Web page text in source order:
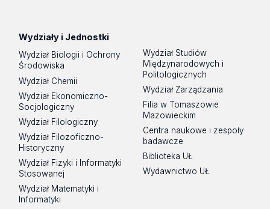
Wydziały i Jednostki
Wydział Biologii i Ochrony
Środowiska
Wydział Chemii
Wydział Ekonomiczno-
Socjologiczny
Wydział Filologiczny
Wydział Filozoficzno-
Historyczny
Wydział Fizyki i Informatyki
Stosowanej
Wydział Matematyki i
Informatyki
Wydział Studiów
Międzynarodowych i
Politologicznych
Wydział Zarządzania
Filia w Tomaszowie
Mazowieckim
Centra naukowe i zespoły
badawcze
Biblioteka UŁ
Wydawnictwo UŁ